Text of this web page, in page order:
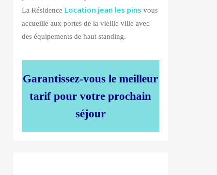
La Résidence Location jean les pins vous
accueille aux portes de la vieille ville avec
des équipements de haut standing.
Garantissez-vous le meilleur
tarif pour votre prochain
séjour